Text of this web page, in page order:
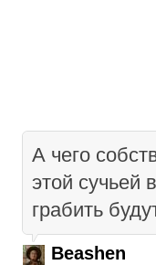
А чего
этой сучьей
грабить
Beashen